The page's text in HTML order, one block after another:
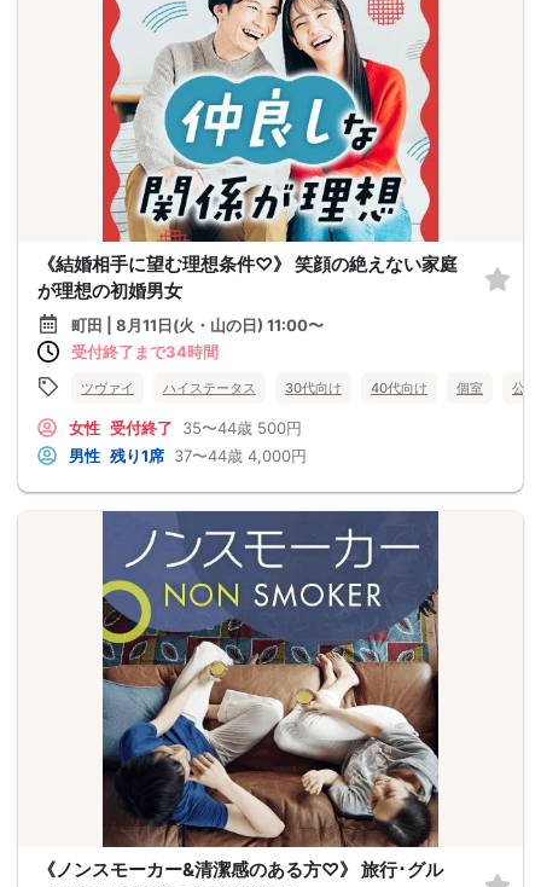
《結婚相手に望む理想条件♡》 笑顔の絶えない家庭
が理想の初婚男女
町田 | 8月11日(火・山の日) 11:00〜
受付終了まで34時間
ツヴァイ ハイステータス 30代向け 40代向け 個室 公
女性 受付終了 35〜44歳 500円
男性 残り1席 37〜44歳 4,000円
《ノンスモーカー&清潔感のある方♡》 旅行･グル